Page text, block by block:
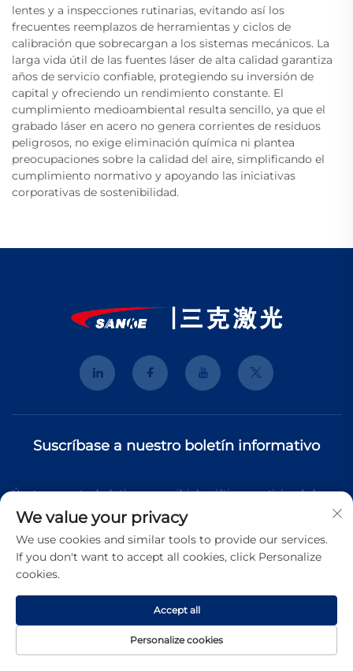
lentes y a inspecciones rutinarias, evitando así los
frecuentes reemplazos de herramientas y ciclos de
calibración que sobrecargan a los sistemas mecánicos. La
larga vida útil de las fuentes láser de alta calidad garantiza
años de servicio confiable, protegiendo su inversión de
capital y ofreciendo un rendimiento constante. El
cumplimiento medioambiental resulta sencillo, ya que el
grabado láser en acero no genera corrientes de residuos
peligrosos, no exige eliminación química ni plantea
preocupaciones sobre la calidad del aire, simplificando el
cumplimiento normativo y apoyando las iniciativas
corporativas de sostenibilidad.
Suscríbase a nuestro boletín informativo
Únete a nuestro boletín para recibir las últimas noticias de la
industria, actualizaciones y perspectivas de nuestro equipo.
Copyright © 2026 Shanghai 3K Laser Technology Co., Ltd. Todos
los derechos reservados.Política de Privacidad
We value your privacy
We use cookies and similar tools to provide our services.
If you don't want to accept all cookies, click Personalize
cookies.
Personalize cookies
Accept all